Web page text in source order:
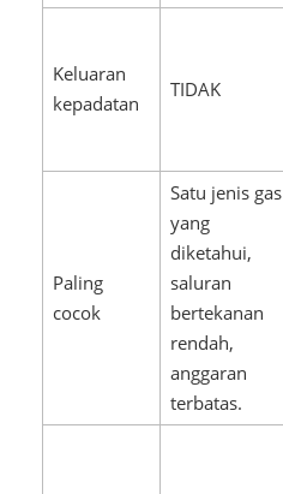
Keluaran
kepadatan
TIDAK
Paling
cocok
Satu jenis gas
yang
diketahui,
saluran
bertekanan
rendah,
anggaran
terbatas.